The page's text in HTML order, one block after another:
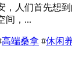
，人们首先想
间，...
高端桑拿 #休闲